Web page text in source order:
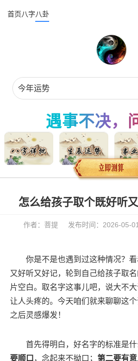
首页八字八卦
遇事不决，
怎么给孩子取个既好听
作者：菩提 发布时间：2026-05-
你是不是也遇到过这种情况？
又好听又好记，轮到自己给孩子取
片空白。取名字这事儿吧，说大不
让人头疼的。今天咱们就来聊聊这
之后灵感爆发！
首先得明白，好名字的标准是什
要顺口 ，念起来不拗口； 第二要有意